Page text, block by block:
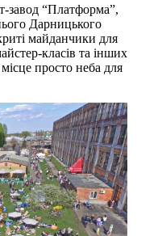
завод “Платформа”,
Дарницького
майданчики для
класів та інших
місце просто неба для